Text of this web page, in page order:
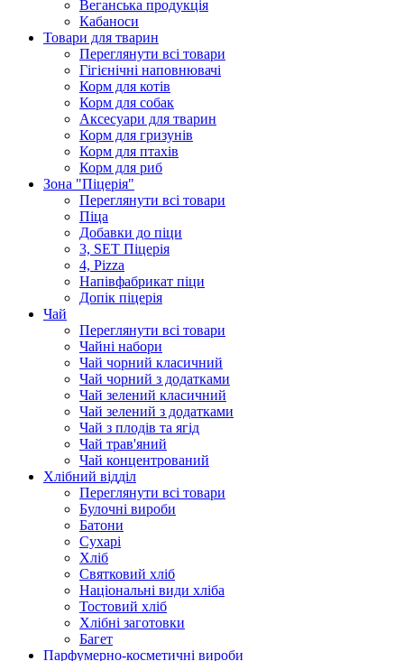
Веганська продукція
Кабаноси
Товари для тварин
Переглянути всі товари
Гігієнічні наповнювачі
Корм для котів
Корм для собак
Аксесуари для тварин
Корм для гризунів
Корм для птахів
Корм для риб
Зона "Піцерія"
Переглянути всі товари
Піца
Добавки до піци
3, SET Піцерія
4, Pizza
Напівфабрикат піци
Допік піцерія
Чай
Переглянути всі товари
Чайні набори
Чай чорний класичний
Чай чорний з додатками
Чай зелений класичний
Чай зелений з додатками
Чай з плодів та ягід
Чай трав'яний
Чай концентрований
Хлібний відділ
Переглянути всі товари
Булочні вироби
Батони
Сухарі
Хліб
Святковий хліб
Національні види хліба
Тостовий хліб
Хлібні заготовки
Багет
Парфумерно-косметичні вироби